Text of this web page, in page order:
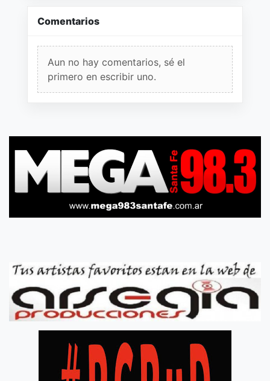
Comentarios
Aun no hay comentarios, sé el
primero en escribir uno.